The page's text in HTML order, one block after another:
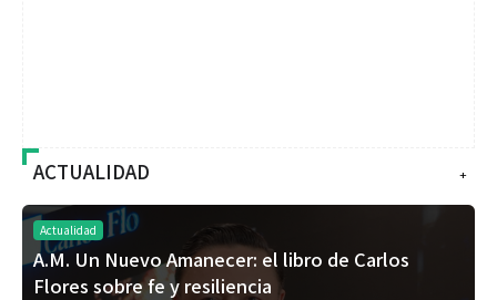
+
ACTUALIDAD
Actualidad
A.M. Un Nuevo Amanecer: el libro de Carlos
Flores sobre fe y resiliencia